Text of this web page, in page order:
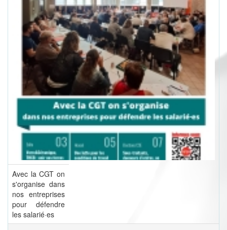
Avec la CGT on
s'organise dans
nos entreprises
pour défendre
les salarié·es